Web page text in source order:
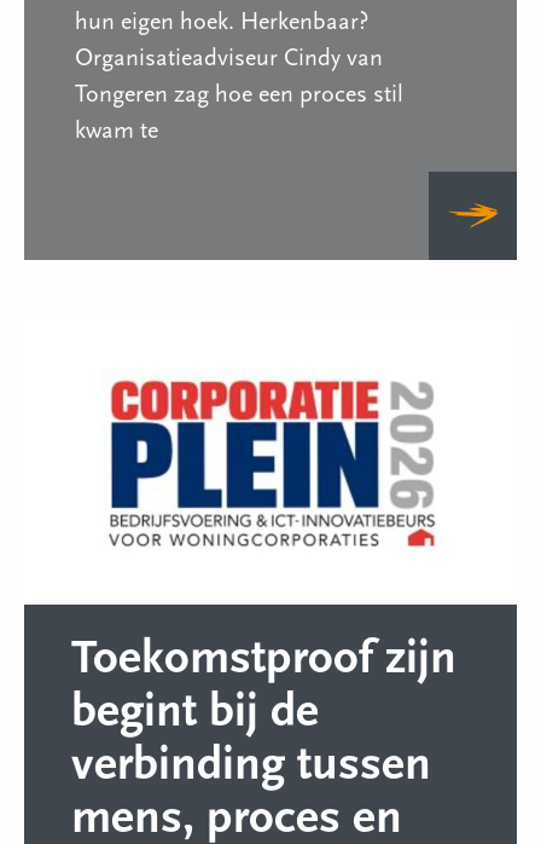
hun eigen hoek. Herkenbaar?
Organisatieadviseur Cindy van
Tongeren zag hoe een proces stil
kwam te
Toekomstproof zijn
begint bij de
verbinding tussen
mens, proces en